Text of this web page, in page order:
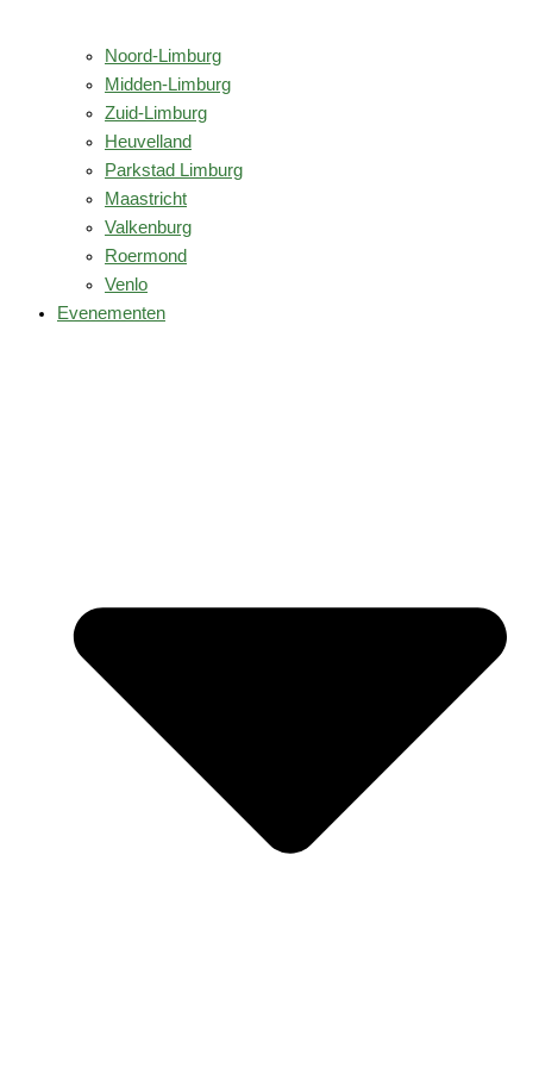
Noord-Limburg
Midden-Limburg
Zuid-Limburg
Heuvelland
Parkstad Limburg
Maastricht
Valkenburg
Roermond
Venlo
Evenementen